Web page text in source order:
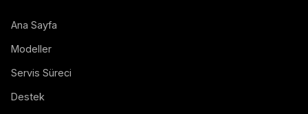
Ana Sayfa
Modeller
Servis Süreci
Destek